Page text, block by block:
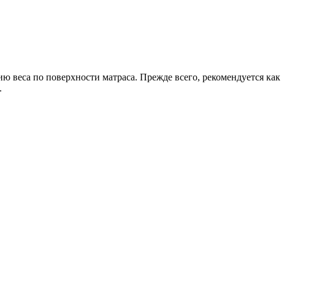
по поверхности матраса. Прежде всего, рекомендуется как